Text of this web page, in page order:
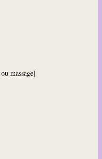
massage]